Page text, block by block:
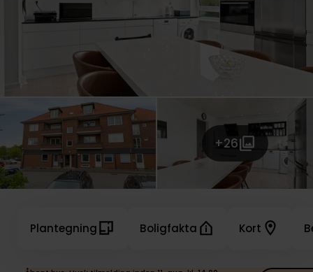
+26
Plantegning Boligfakta Kort